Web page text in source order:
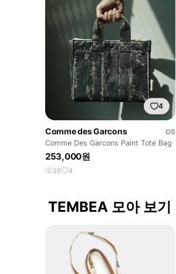
4
Comme des Garcons
OS
Comme Des Garcons Paint Tote Bag
253,000원
26 4
TEMBEA 모아 보기